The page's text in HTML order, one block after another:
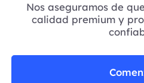
Nos aseguramos de
calidad premium y